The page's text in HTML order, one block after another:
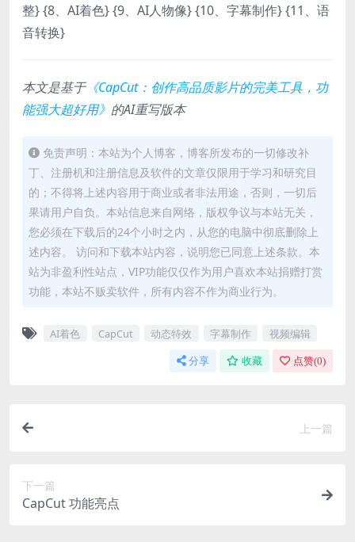
整} {8、AI着色} {9、AI人物像} {10、字幕制作} {11、语
音转换}
本文是基于《CapCut：创作高品质影片的完美工具，功
能强大超好用》 的AI重写版本
免责声明：本站为个人博客，博客所发布的一切修改补
丁、注册机和注册信息及软件的文章仅限用于学习和研究目
的；不得将上述内容用于商业或者非法用途，否则，一切后
果请用户自负。本站信息来自网络，版权争议与本站无关，
您必须在下载后的24个小时之内，从您的电脑中彻底删除上
述内容。 访问和下载本站内容，说明您已同意上述条款。本
站为非盈利性站点，VIP功能仅仅作为用户喜欢本站捐赠打赏
功能，本站不贩卖软件，所有内容不作为商业行为。
AI着色 CapCut 动态特效 字幕制作 视频编辑
分享 收藏 点赞(0)
上一篇
下一篇
CapCut 功能亮点